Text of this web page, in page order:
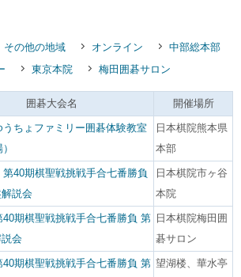
その他の地域 オンライン
中部総本部
東京本院 梅田囲碁サロン
囲碁大会名 開催場所
うちょファミリー囲碁体験教室
日本棋院熊本県
本部
第40期棋聖戦挑戦手合七番勝負
説会
日本棋院市ヶ谷
本院
40期棋聖戦挑戦手合七番勝負 第
会
日本棋院梅田囲
碁サロン
40期棋聖戦挑戦手合七番勝負 第 望湖楼、華水亭